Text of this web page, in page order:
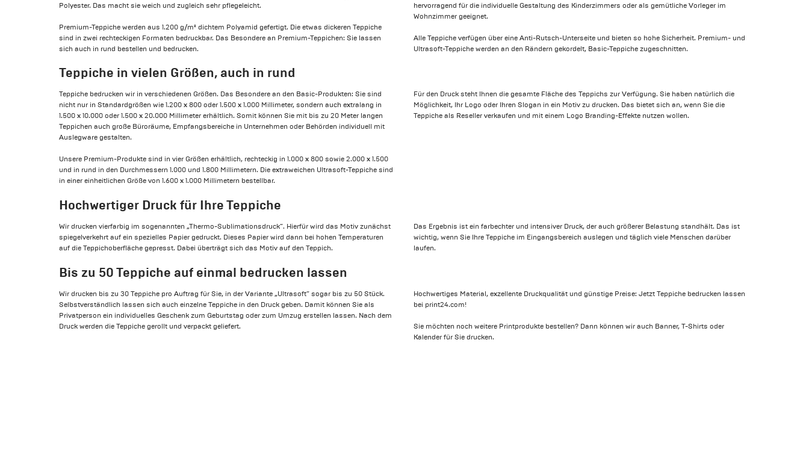
Polyester. Das macht sie weich und zugleich sehr pflegeleicht.
Premium-Teppiche werden aus 1.200 g/m² dichtem Polyamid gefertigt. Die etwas dickeren Teppiche
sind in zwei rechteckigen Formaten bedruckbar. Das Besondere an Premium-Teppichen: Sie lassen
sich auch in rund bestellen und bedrucken.
hervorragend für die individuelle Gestaltung des Kinderzimmers oder als gemütliche Vorleger im
Wohnzimmer geeignet.
Alle Teppiche verfügen über eine Anti-Rutsch-Unterseite und bieten so hohe Sicherheit. Premium- und
Ultrasoft-Teppiche werden an den Rändern gekordelt, Basic-Teppiche zugeschnitten.
Teppiche in vielen Größen, auch in rund
Teppiche bedrucken wir in verschiedenen Größen. Das Besondere an den Basic-Produkten: Sie sind
nicht nur in Standardgrößen wie 1.200 x 800 oder 1.500 x 1.000 Millimeter, sondern auch extralang in
1.500 x 10.000 oder 1.500 x 20.000 Millimeter erhältlich. Somit können Sie mit bis zu 20 Meter langen
Teppichen auch große Büroräume, Empfangsbereiche in Unternehmen oder Behörden individuell mit
Auslegware gestalten.
Unsere Premium-Produkte sind in vier Größen erhältlich, rechteckig in 1.000 x 800 sowie 2.000 x 1.500
und in rund in den Durchmessern 1.000 und 1.800 Millimetern. Die extraweichen Ultrasoft-Teppiche sind
in einer einheitlichen Größe von 1.600 x 1.000 Millimetern bestellbar.
Für den Druck steht Ihnen die gesamte Fläche des Teppichs zur Verfügung. Sie haben natürlich die
Möglichkeit, Ihr Logo oder Ihren Slogan in ein Motiv zu drucken. Das bietet sich an, wenn Sie die
Teppiche als Reseller verkaufen und mit einem Logo Branding-Effekte nutzen wollen.
Hochwertiger Druck für Ihre Teppiche
Wir drucken vierfarbig im sogenannten „Thermo-Sublimationsdruck“. Hierfür wird das Motiv zunächst
spiegelverkehrt auf ein spezielles Papier gedruckt. Dieses Papier wird dann bei hohen Temperaturen
auf die Teppichoberfläche gepresst. Dabei überträgt sich das Motiv auf den Teppich.
Das Ergebnis ist ein farbechter und intensiver Druck, der auch größerer Belastung standhält. Das ist
wichtig, wenn Sie Ihre Teppiche im Eingangsbereich auslegen und täglich viele Menschen darüber
laufen.
Bis zu 50 Teppiche auf einmal bedrucken lassen
Wir drucken bis zu 30 Teppiche pro Auftrag für Sie, in der Variante „Ultrasoft“ sogar bis zu 50 Stück.
Selbstverständlich lassen sich auch einzelne Teppiche in den Druck geben. Damit können Sie als
Privatperson ein individuelles Geschenk zum Geburtstag oder zum Umzug erstellen lassen. Nach dem
Druck werden die Teppiche gerollt und verpackt geliefert.
Hochwertiges Material, exzellente Druckqualität und günstige Preise: Jetzt Teppiche bedrucken lassen
bei print24.com!
Sie möchten noch weitere Printprodukte bestellen? Dann können wir auch Banner, T-Shirts oder
Kalender für Sie drucken.